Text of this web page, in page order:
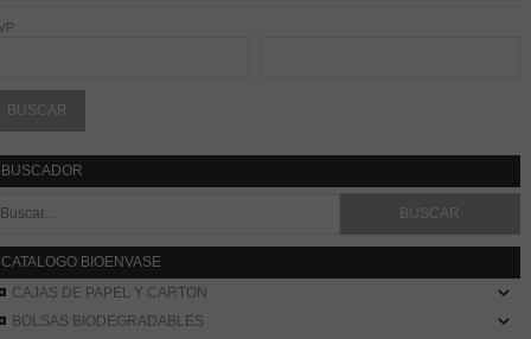
BUSCADOR
CATALOGO BIOENVASE
CAJAS DE PAPEL Y CARTON
BOLSAS BIODEGRADABLES